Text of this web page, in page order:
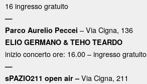
16 ingresso gratuito
—
Parco Aurelio Peccei – Via Cigna, 136
ELIO GERMANO & TEHO TEARDO
inizio concerto ore: 16.00 – ingresso gratuito
—
sPAZIO211 open air – Via Cigna, 211